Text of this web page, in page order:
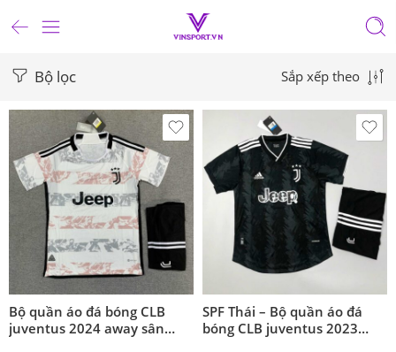
Bộ lọc Sắp xếp theo
Bộ quần áo đá bóng CLB
juventus 2024 away sân
SPF Thái – Bộ quần áo đá
bóng CLB juventus 2023